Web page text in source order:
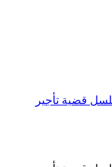
قضية تأجير